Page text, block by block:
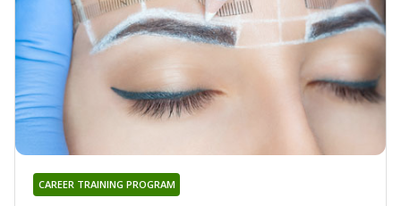
CAREER TRAINING PROGRAM